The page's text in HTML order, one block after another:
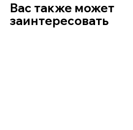
Вас также может
заинтересовать